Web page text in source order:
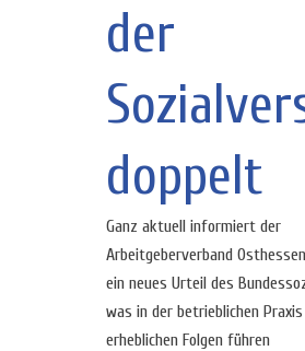
der
doppelt
Ganz aktuell informiert der
Arbeitgeberverband
ein neues Urteil des
was in der betrieblichen
erheblichen Folgen führen